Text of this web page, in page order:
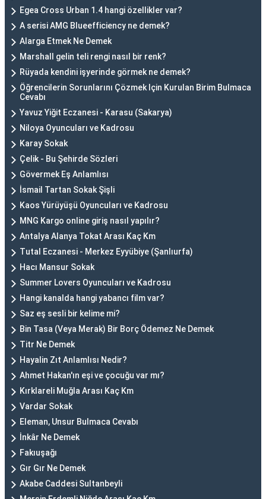
Egea Cross Urban 1.4 hangi özellikler var?
A serisi AMG Blueefficiency ne demek?
Alarga Etmek Ne Demek
Marshall gelin teli rengi nasıl bir renk?
Rüyada kendini işyerinde görmek ne demek?
Öğrencilerin Sorunlarını Çözmek Için Kurulan Birim Bulmaca
Cevabı
Yavuz Yiğit Eczanesi - Karasu (Sakarya)
Niloya Oyuncuları ve Kadrosu
Karay Sokak
Çelik - Bu Şehirde Sözleri
Gövermek Eş Anlamlısı
İsmail Tartan Sokak Şişli
Kaos Yürüyüşü Oyuncuları ve Kadrosu
MNG Kargo online giriş nasıl yapılır?
Antalya Alanya Tokat Arası Kaç Km
Tutal Eczanesi - Merkez Eyyübiye (Şanlıurfa)
Hacı Mansur Sokak
Summer Lovers Oyuncuları ve Kadrosu
Hangi kanalda hangi yabancı film var?
Saz eş sesli bir kelime mi?
Bin Tasa (Veya Merak) Bir Borç Ödemez Ne Demek
Titr Ne Demek
Hayalin Zıt Anlamlısı Nedir?
Ahmet Hakan'ın eşi ve çocuğu var mı?
Kırklareli Muğla Arası Kaç Km
Vardar Sokak
Eleman, Unsur Bulmaca Cevabı
İnkâr Ne Demek
Fakıuşağı
Gır Gır Ne Demek
Akabe Caddesi Sultanbeyli